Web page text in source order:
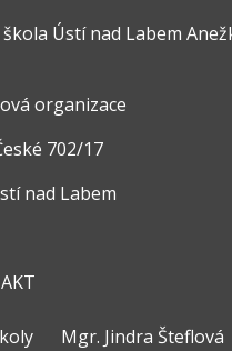
Ústí nad Labem
organizace
702/17
nad Labem
Mgr. Jindra Šteflová